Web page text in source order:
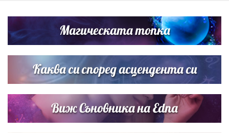
Братя Аргирови я изненадаха с песен
Магическата топка
Каква си според асцендента си
Виж Съновника на Edna